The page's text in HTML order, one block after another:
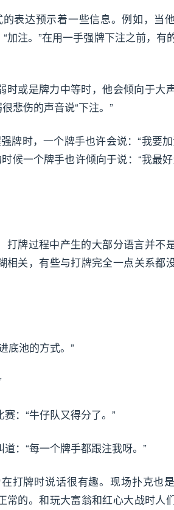
表达预示着一些信息。例如，当
注。”在用一手强牌下注之前，有
或是牌力中等时，他会倾向于大
悲伤的声音说“下注。”
牌时，一个牌手也许会说：“我要
候一个牌手也许倾向于说：“我最
牌过程中产生的大部分语言并不
关，有些与打牌完全一点关系都
底池的方式。”
：“牛仔队又得分了。”
：“每一个牌手都跟注我呀。”
打牌时说话很有趣。现场扑克也
的。和玩大富翁和红心大战时人